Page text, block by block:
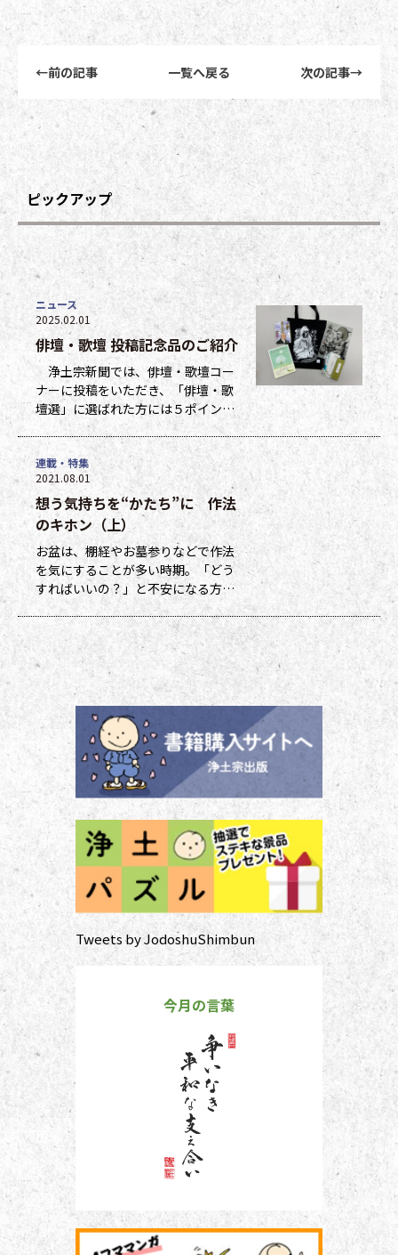
←前の記事 一覧へ戻る 次の記事→
ピックアップ
俳壇・歌壇 投稿記念品のご紹介
浄土宗新聞では、俳壇・歌壇コー
ナーに投稿をいただき、「俳壇・歌
壇選」に選ばれた方には５ポイン
ト、他掲載になった方には１ポイン
トを贈呈しています。ポイントは貯
まった数に応じて、浄土宗新聞オリ
ジナルグッズなどの景品と交換でき
ます（交換・発送は下記一覧表通知
のタイミングになります）。 ポイ
ント保有者の方には、半年に一度、
ポイント数とともに記念品一覧表を
送付いたし
ニュース
2025.02.01
想う気持ちを“かたち”に 作法
のキホン（上）
お盆は、棚経やお墓参りなどで作法
を気にすることが多い時期。「どう
すればいいの？」と不安になる方も
多いのではないでしょうか。作法ば
かり気にしていては、ご先祖さまや
ご本尊さまとしっかりと向き合えま
せん。今号から２回にわたって紹介
する浄土宗の作法の基本をおさえ、
大切な方と向き合い、よりよい時間
を過ごしましょう。 袈裟のつけ方
お参りや法要の時に、ぜひ身に着け
ていた
連載・特集
2021.08.01
Tweets by JodoshuShimbun
今月の言葉